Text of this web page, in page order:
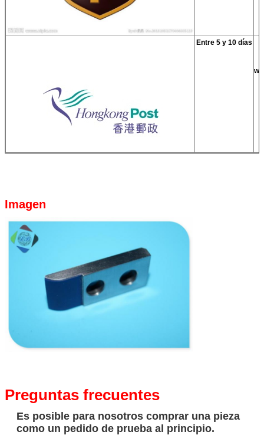
Entre 5 y 10 días
Imagen
Preguntas frecuentes
Es posible para nosotros comprar una pieza
como un pedido de prueba al principio.